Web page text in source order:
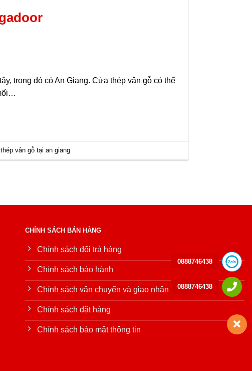
trong đó có An Giang. Cửa thép vân gỗ có thể
vân gỗ tại an giang
CHÍNH SÁCH BÁN HÀNG
Chính sách đổi trả hàng
Chính sách bảo hành
Chính sách vận chuyển và giao nhận
Chính sách đặt hàng
Chính sách bảo mật thông tin
0888746438
0888746438